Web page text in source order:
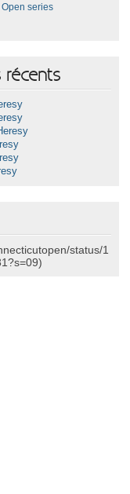
Open series
récents
status/1